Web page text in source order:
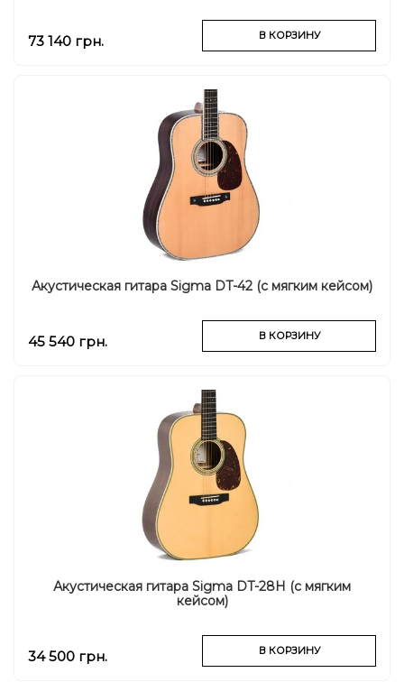
73 140 грн. В КОРЗИНУ
Акустическая гитара Sigma DT-42 (с мягким кейсом)
45 540 грн. В КОРЗИНУ
Акустическая гитара Sigma DT-28H (с мягким
кейсом)
34 500 грн. В КОРЗИНУ